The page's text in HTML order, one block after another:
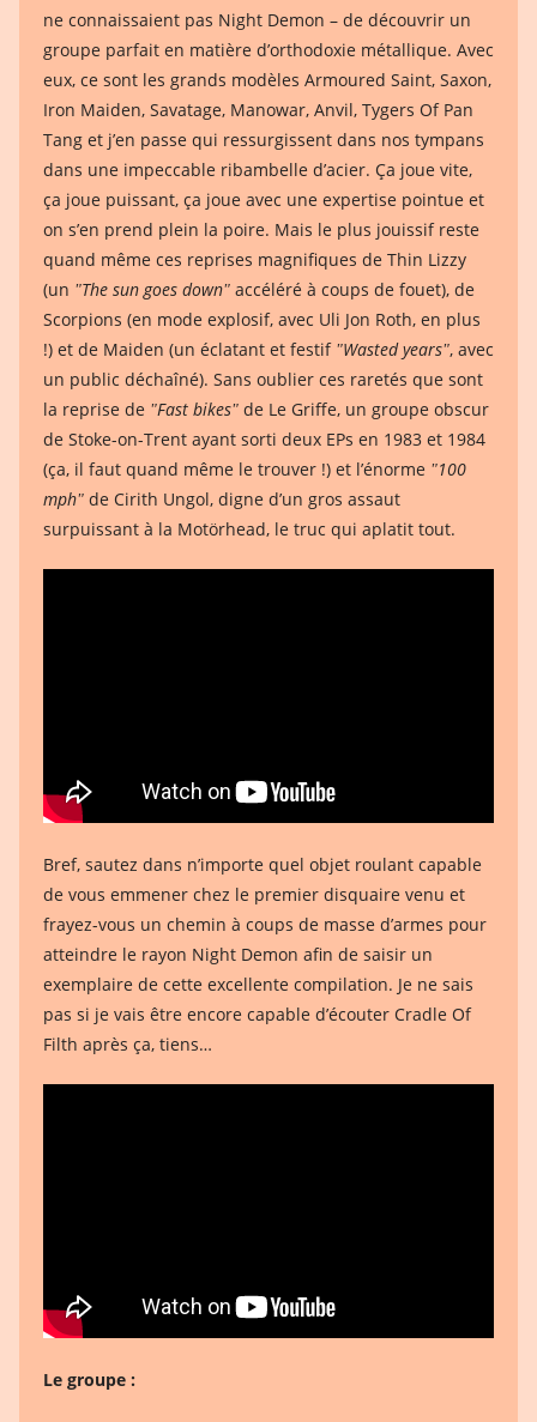
ne connaissaient pas Night Demon – de découvrir un
groupe parfait en matière d’orthodoxie métallique. Avec
eux, ce sont les grands modèles Armoured Saint, Saxon,
Iron Maiden, Savatage, Manowar, Anvil, Tygers Of Pan
Tang et j’en passe qui ressurgissent dans nos tympans
dans une impeccable ribambelle d’acier. Ça joue vite,
ça joue puissant, ça joue avec une expertise pointue et
on s’en prend plein la poire. Mais le plus jouissif reste
quand même ces reprises magnifiques de Thin Lizzy
(un ʺThe sun goes downʺ accéléré à coups de fouet), de
Scorpions (en mode explosif, avec Uli Jon Roth, en plus
!) et de Maiden (un éclatant et festif ʺWasted yearsʺ, avec
un public déchaîné). Sans oublier ces raretés que sont
la reprise de ʺFast bikesʺ de Le Griffe, un groupe obscur
de Stoke-on-Trent ayant sorti deux EPs en 1983 et 1984
(ça, il faut quand même le trouver !) et l’énorme ʺ100
mphʺ de Cirith Ungol, digne d’un gros assaut
surpuissant à la Motörhead, le truc qui aplatit tout.
Bref, sautez dans n’importe quel objet roulant capable
de vous emmener chez le premier disquaire venu et
frayez-vous un chemin à coups de masse d’armes pour
atteindre le rayon Night Demon afin de saisir un
exemplaire de cette excellente compilation. Je ne sais
pas si je vais être encore capable d’écouter Cradle Of
Filth après ça, tiens…
Le groupe :